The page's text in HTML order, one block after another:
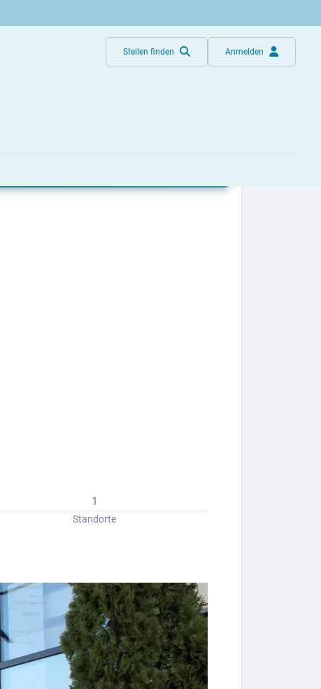
Stellen finden Anmelden
1
Standorte